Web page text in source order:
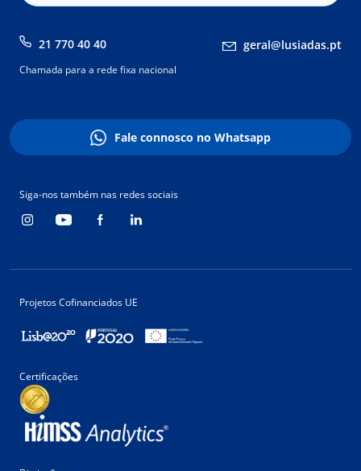
21 770 40 40 geral@lusiadas.pt
Chamada para a rede fixa nacional
Fale connosco no Whatsapp
Siga-nos também nas redes sociais
Projetos Cofinanciados UE
Certificações